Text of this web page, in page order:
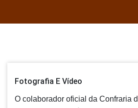
Fotografia E Vídeo
O colaborador oficial da Confraria